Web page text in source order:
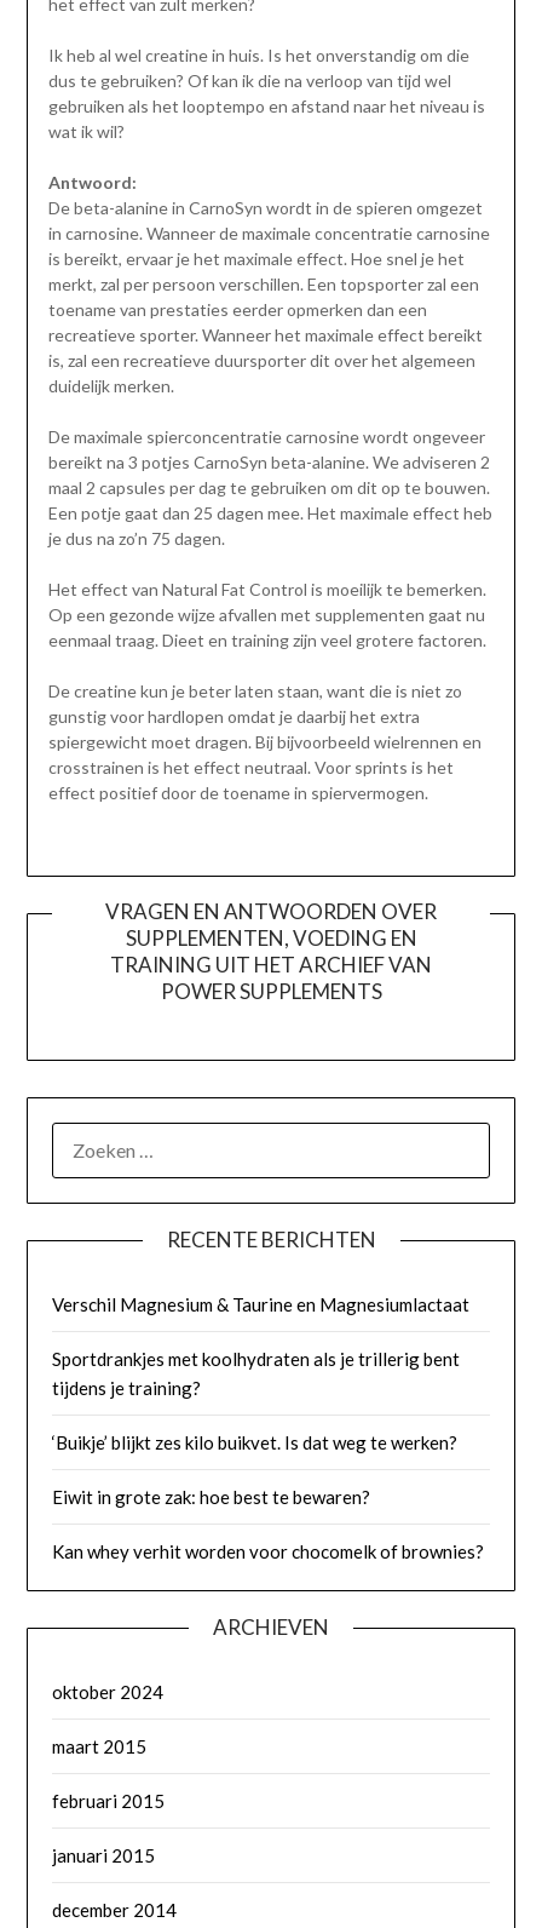
het effect van zult merken?
Ik heb al wel creatine in huis. Is het onverstandig om die
dus te gebruiken? Of kan ik die na verloop van tijd wel
gebruiken als het looptempo en afstand naar het niveau is
wat ik wil?
Antwoord:
De beta-alanine in CarnoSyn wordt in de spieren omgezet
in carnosine. Wanneer de maximale concentratie carnosine
is bereikt, ervaar je het maximale effect. Hoe snel je het
merkt, zal per persoon verschillen. Een topsporter zal een
toename van prestaties eerder opmerken dan een
recreatieve sporter. Wanneer het maximale effect bereikt
is, zal een recreatieve duursporter dit over het algemeen
duidelijk merken.
De maximale spierconcentratie carnosine wordt ongeveer
bereikt na 3 potjes CarnoSyn beta-alanine. We adviseren 2
maal 2 capsules per dag te gebruiken om dit op te bouwen.
Een potje gaat dan 25 dagen mee. Het maximale effect heb
je dus na zo’n 75 dagen.
Het effect van Natural Fat Control is moeilijk te bemerken.
Op een gezonde wijze afvallen met supplementen gaat nu
eenmaal traag. Dieet en training zijn veel grotere factoren.
De creatine kun je beter laten staan, want die is niet zo
gunstig voor hardlopen omdat je daarbij het extra
spiergewicht moet dragen. Bij bijvoorbeeld wielrennen en
crosstrainen is het effect neutraal. Voor sprints is het
effect positief door de toename in spiervermogen.
VRAGEN EN ANTWOORDEN OVER
SUPPLEMENTEN, VOEDING EN
TRAINING UIT HET ARCHIEF VAN
POWER SUPPLEMENTS
NAAR:
RECENTE BERICHTEN
Verschil Magnesium & Taurine en Magnesiumlactaat
Sportdrankjes met koolhydraten als je trillerig bent
tijdens je training?
‘Buikje’ blijkt zes kilo buikvet. Is dat weg te werken?
Eiwit in grote zak: hoe best te bewaren?
Kan whey verhit worden voor chocomelk of brownies?
ARCHIEVEN
oktober 2024
maart 2015
februari 2015
januari 2015
december 2014